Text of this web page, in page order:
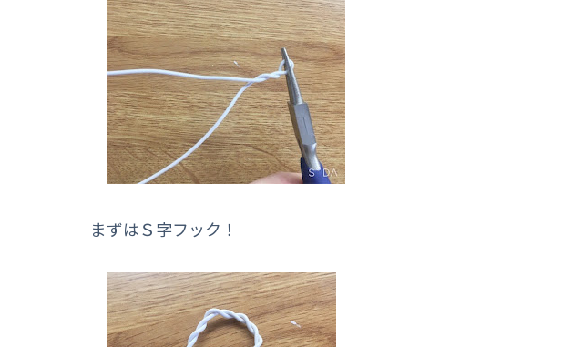
まずはＳ字フック！